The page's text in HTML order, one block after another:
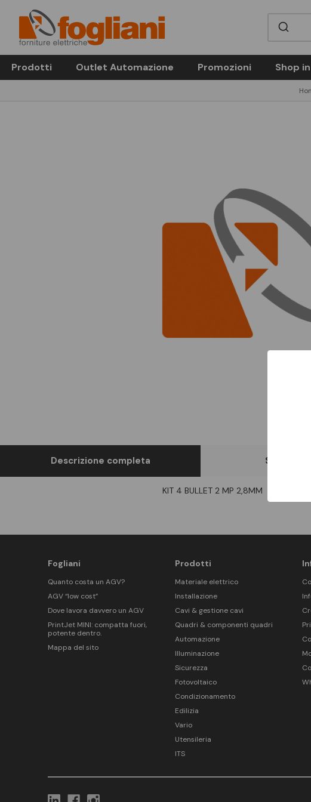
Prodotti Outlet Automazione Promozioni Shop
Descrizione completa Scheda
KIT 4 BULLET 2 MP 2,8MM
Fogliani
Quanto costa un AGV?
AGV “low cost”
Dove lavora davvero un AGV
PrintJet MINI: compatta fuori,
potente dentro.
Mappa del sito
Prodotti
Materiale elettrico
Installazione
Cavi & gestione cavi
Quadri & componenti quadri
Automazione
Illuminazione
Sicurezza
Fotovoltaico
Condizionamento
Edilizia
Vario
Utensileria
ITS